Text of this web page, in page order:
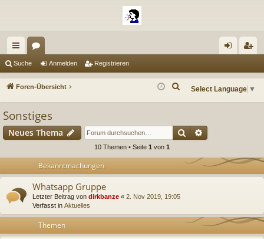
ch
ne
ug
riff
en m ist
Suche Anmelden Registrieren
Foren-Übersicht Select Language ▼
h
e
Sonstiges
Neues Thema Suche
10 Themen • Seite 1 von 1
Bekanntmachungen
Whatsapp Gruppe
Letzter Beitrag von dirkbanze « 2. Nov 2019, 19:05
Verfasst in Aktuelles
Themen